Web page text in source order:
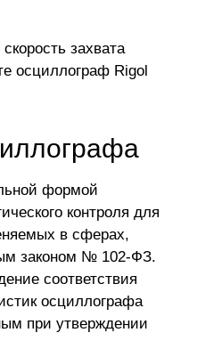
захвата
осциллограф Rigol
формой
контроля для
в сферах,
законом № 102-ФЗ.
соответствия
осциллографа
при утверждении